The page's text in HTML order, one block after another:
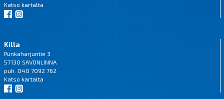
Katso kartalta
Killa
Punkaharjuntie 3
57130 SAVONLINNA
puh. 040 7092 762
Katso kartalta